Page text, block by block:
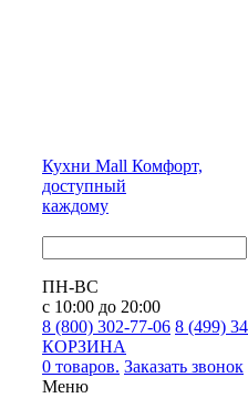
Кухни Mall Комфорт,
доступный
каждому
ПН-ВС
с 10:00 до 20:00
8 (800) 302-77-06 8 (499)
КОРЗИНА
0 товаров. Заказать звонок
Меню